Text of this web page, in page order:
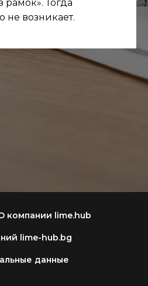
рамок». Тогда
не возникает.
компании lime.hub
lime-hub.bg
данные